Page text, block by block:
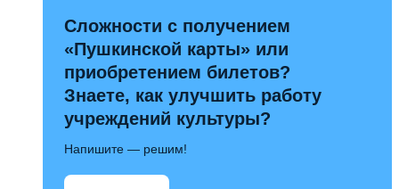
Сложности с получением
«Пушкинской карты» или
приобретением билетов?
Знаете, как улучшить работу
учреждений культуры?
Напишите — решим!